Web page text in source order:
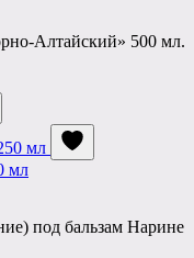
Алтайский» 500 мл.
мл
под бальзам Нарине